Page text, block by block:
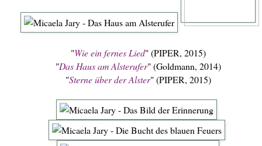
"Wie ein fernes Lied" (PIPER, 2015)
"Das Haus am Alsterufer" (Goldmann, 2014)
"Sterne über der Alster" (PIPER, 2015)